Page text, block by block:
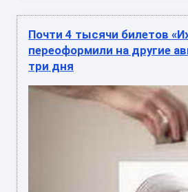
Почти 4 тысячи билетов
переоформили на другие
три дня